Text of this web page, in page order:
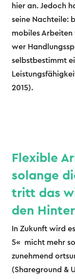
hier an. Jedoch
seine Nachteile:
mobiles
wer
selbstbestimmt
2015).
Flexible
solange
tritt das
den
In Zukunft wird
5« micht mehr
zunehmend
(Shareground &